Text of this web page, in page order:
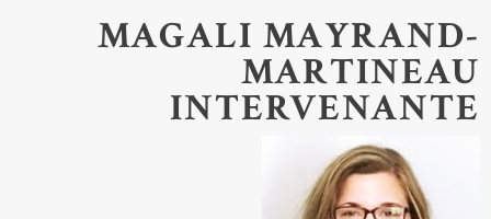
MAGALI MAYRAND-
MARTINEAU
INTERVENANTE